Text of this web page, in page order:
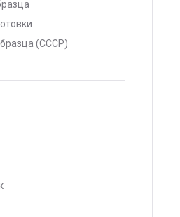
(СССР)